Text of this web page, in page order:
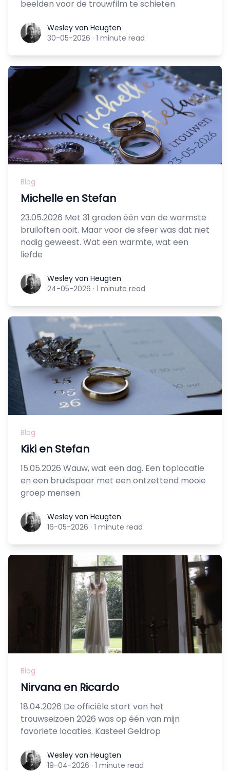
beelden voor de trouwfilm te schieten
Wesley van Heugten
Wesley van Heugten
30-05-2026 · 1 minute read
Blog
Michelle en Stefan
23.05.2026 Met 31 graden één van de warmste
bruiloften ooit. Maar voor de sfeer was dat niet
nodig geweest. Wat een warmte, wat een
liefde
Wesley van Heugten
Wesley van Heugten
24-05-2026 · 1 minute read
Blog
Kiki en Stefan
15.05.2026 Wauw, wat een dag. Een toplocatie
en een bruidspaar met een ontzettend mooie
groep mensen
Wesley van Heugten
Wesley van Heugten
16-05-2026 · 1 minute read
Blog
Nirvana en Ricardo
18.04.2026 De officiële start van het
trouwseizoen 2026 was op één van mijn
favoriete locaties. Kasteel Geldrop
Wesley van Heugten
Wesley van Heugten
19-04-2026 · 1 minute read